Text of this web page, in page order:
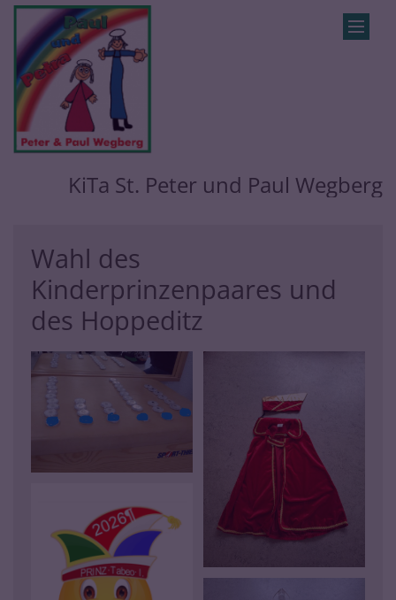
Zum Inhalt springen
KiTa St. Peter und Paul Wegberg
Wahl des
Kinderprinzenpaares und
des Hoppeditz